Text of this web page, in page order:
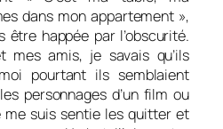
dans mon appartement »,
happée par l’obscurité.
mes amis, je savais qu’ils
pourtant ils semblaient
personnages d’un film ou
me suis sentie les quitter et